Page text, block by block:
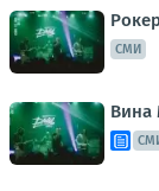
СМИ
Вина